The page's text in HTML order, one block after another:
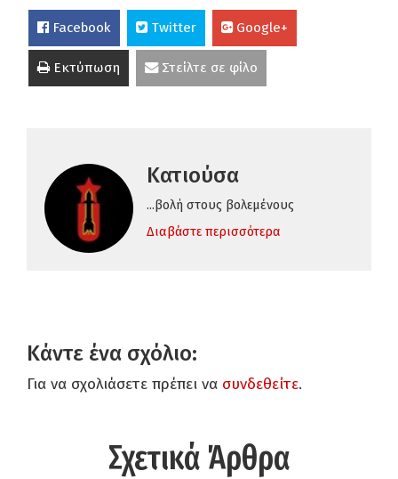
Facebook Twitter Google+
Εκτύπωση Στείλτε σε φίλο
Κατιούσα
...βολή στους βολεμένους
Διαβάστε περισσότερα
Κάντε ένα σχόλιο:
Για να σχολιάσετε πρέπει να συνδεθείτε.
Σχετικά Άρθρα